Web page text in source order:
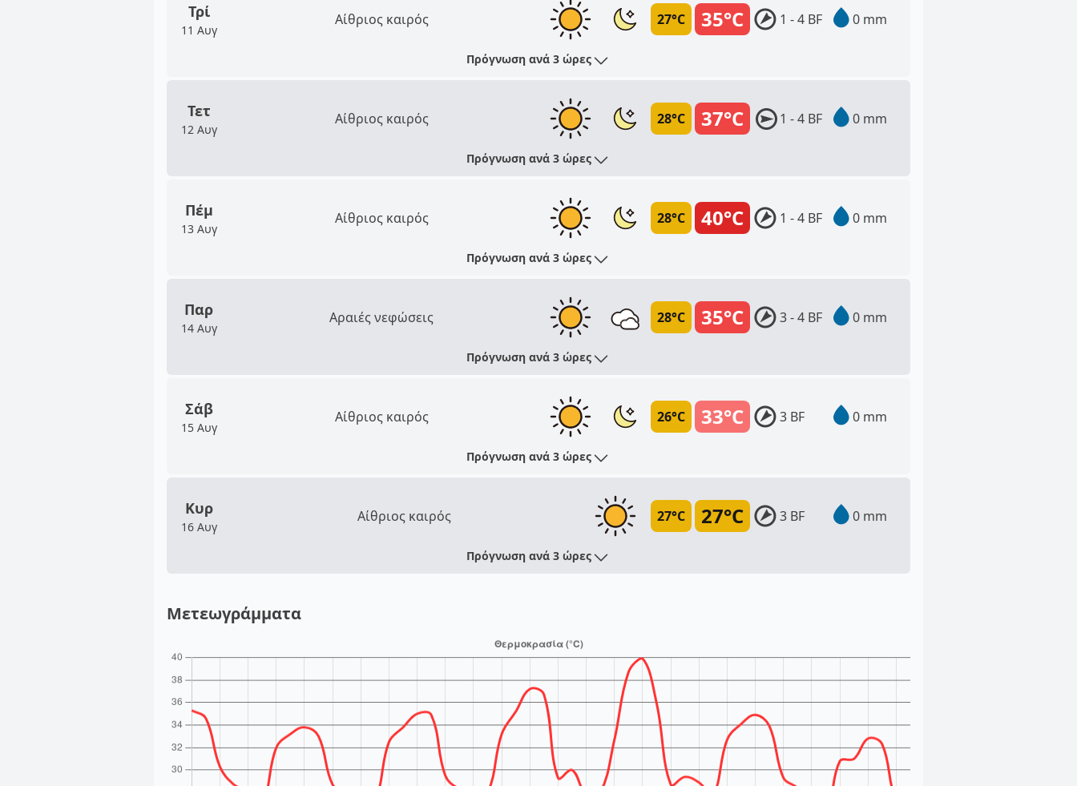
Τρί
11 Αυγ
Αίθριος καιρός 35°C
27°C 1 - 4 BF 0 mm
Πρόγνωση ανά 3 ώρες
Τετ
12 Αυγ
Αίθριος καιρός 37°C
28°C 1 - 4 BF 0 mm
Πρόγνωση ανά 3 ώρες
Πέμ
13 Αυγ
Αίθριος καιρός 40°C
28°C 1 - 4 BF 0 mm
Πρόγνωση ανά 3 ώρες
Παρ
14 Αυγ
Αραιές νεφώσεις 35°C
28°C 3 - 4 BF 0 mm
Πρόγνωση ανά 3 ώρες
Σάβ
15 Αυγ
Αίθριος καιρός 33°C
26°C 3 BF 0 mm
Πρόγνωση ανά 3 ώρες
Κυρ
16 Αυγ
Αίθριος καιρός 27°C
27°C 3 BF 0 mm
Πρόγνωση ανά 3 ώρες
Μετεωγράμματα